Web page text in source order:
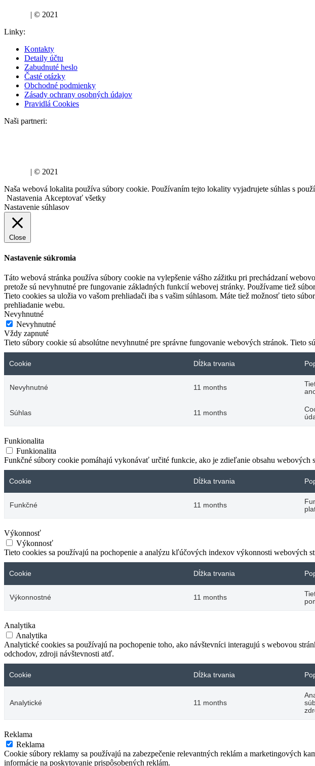
| © 2021
Linky:
Kontakty
Detaily účtu
Zabudnuté heslo
Časté otázky
Obchodné podmienky
Zásady ochrany osobných údajov
Pravidlá Cookies
Naši partneri:
| © 2021
Naša webová lokalita používa súbory cookie. Používaním tejto lokality vyjadrujete súhlas s
Nastavenia Akceptovať všetky
Nastavenie súhlasov
Close
Nastavenie súkromia
Táto webová stránka používa súbory cookie na vylepšenie vášho zážitku pri prechádzaní
pretože sú nevyhnutné pre fungovanie základných funkcií webovej stránky. Používame tiež
Tieto cookies sa uložia vo vašom prehliadači iba s vašim súhlasom. Máte tiež možnosť tieto
prehliadanie webu.
Nevyhnutné
Nevyhnutné
Vždy zapnuté
Tieto súbory cookie sú absolútne nevyhnutné pre správne fungovanie webových stránok.
Cookie Dĺžka trvania
Nevyhnutné 11 months
Súhlas 11 months
Funkionalita
Funkionalita
Funkčné súbory cookie pomáhajú vykonávať určité funkcie, ako je zdieľanie obsahu
Cookie Dĺžka trvania
Funkčné 11 months
Výkonnosť
Výkonnosť
Tieto cookies sa používajú na pochopenie a analýzu kľúčových indexov výkonnosti webových
Cookie Dĺžka trvania
Výkonnostné 11 months
Analytika
Analytika
Analytické cookies sa používajú na pochopenie toho, ako návštevníci interagujú s webovou
odchodov, zdroji návštevnosti atď.
Cookie Dĺžka trvania
Analytické 11 months
Reklama
Reklama
Cookie súbory reklamy sa používajú na zabezpečenie relevantných reklám a marketingových
informácie na poskytovanie prispôsobených reklám.